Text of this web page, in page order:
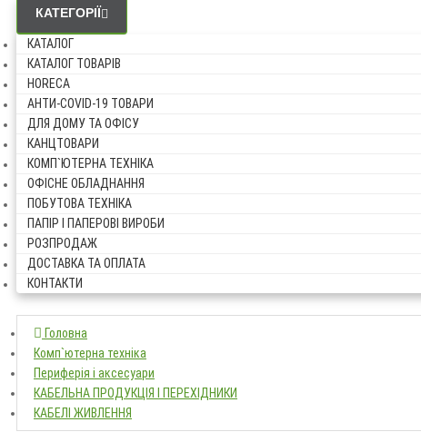
КАТЕГОРІЇ
КАТАЛОГ
КАТАЛОГ ТОВАРІВ
HORECA
АНТИ-COVID-19 ТОВАРИ
ДЛЯ ДОМУ ТА ОФІСУ
КАНЦТОВАРИ
КОМП`ЮТЕРНА ТЕХНІКА
ОФІСНЕ ОБЛАДНАННЯ
ПОБУТОВА ТЕХНІКА
ПАПІР І ПАПЕРОВІ ВИРОБИ
РОЗПРОДАЖ
ДОСТАВКА ТА ОПЛАТА
КОНТАКТИ
Головна
Комп`ютерна техніка
Периферія і аксесуари
КАБЕЛЬНА ПРОДУКЦІЯ І ПЕРЕХІДНИКИ
КАБЕЛІ ЖИВЛЕННЯ